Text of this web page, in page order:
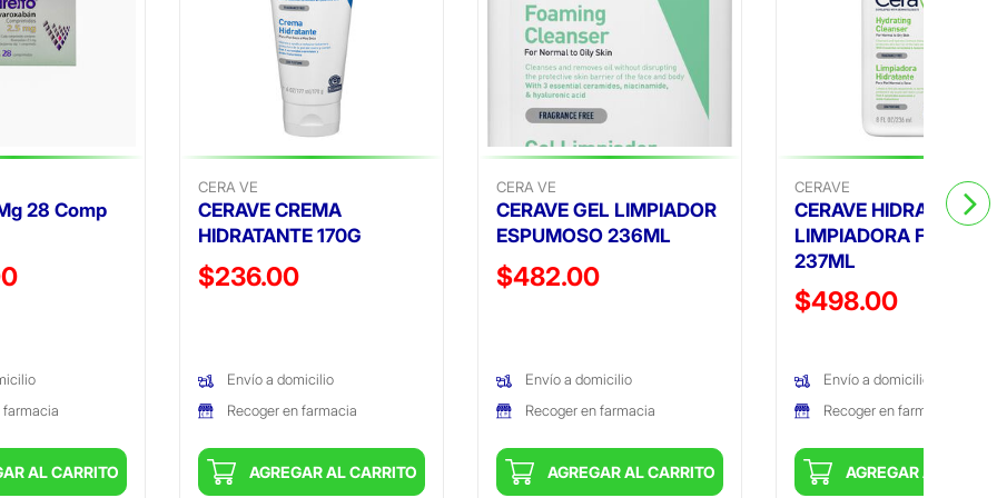
28 Comp
de
farmacia
AL CARRITO
CERA VE
CERAVE CREMA
HIDRATANTE 170G
Precio reducido de
$236.00
Envío a domicilio
Recoger en farmacia
AGREGAR AL CARRITO
CERA VE
CERAVE GEL LIMPIADOR
ESPUMOSO 236ML
Precio reducido de
$482.00
Envío a domicilio
Recoger en farmacia
AGREGAR AL CARRITO
CERAVE
CERAVE HIDRATANTE
LIMPIADORA FACIAL
237ML
Precio reducido de
$498.00
Envío a domicilio
Recoger en farmacia
AGREGAR AL